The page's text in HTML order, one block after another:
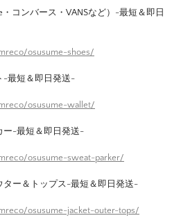
コンバース・VANSなど）-最短＆即日
osusume-shoes/
-最短＆即日発送-
osusume-wallet/
ー-最短＆即日発送-
osusume-sweat-parker/
ー＆トップス-最短＆即日発送-
osusume-jacket-outer-tops/